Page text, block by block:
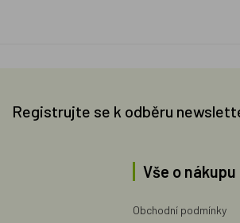
Registrujte se k odběru
Vše o nákupu
Obchodní podmínky